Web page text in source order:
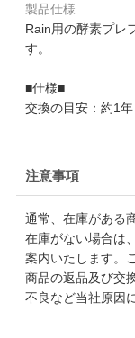
製品仕様
Rain用の酵素プレ
す。
■仕様■
交換の目安：約1年
注意事項
通常、在庫がある
在庫がない場合は
案内いたします。
商品の返品及び交
不良など当社原因